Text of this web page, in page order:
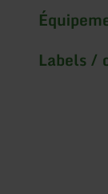
Labels /